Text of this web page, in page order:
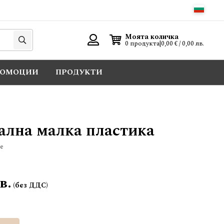
Търси
Моята количка
0 продукта|0,00 € / 0,00 лв.
ПРОДУКТИ
малка пластика